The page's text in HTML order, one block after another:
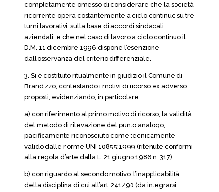
completamente omesso di considerare che la società
ricorrente opera costantemente a ciclo continuo su tre
turni lavorativi, sulla base di accordi sindacali
aziendali, e che nel caso di lavoro a ciclo continuo il
D.M. 11 dicembre 1996 dispone l’esenzione
dall’osservanza del criterio differenziale.
3. Si è costituito ritualmente in giudizio il Comune di
Brandizzo, contestando i motivi di ricorso ex adverso
proposti, evidenziando, in particolare:
a) con riferimento al primo motivo di ricorso, la validità
del metodo di rilevazione del punto analogo,
pacificamente riconosciuto come tecnicamente
valido dalle norme UNI 10855:1999 (ritenute conformi
alla regola d’arte dalla L. 21 giugno 1986 n. 317);
b) con riguardo al secondo motivo, l’inapplicabilità
della disciplina di cui all’art. 241/90 (da integrarsi